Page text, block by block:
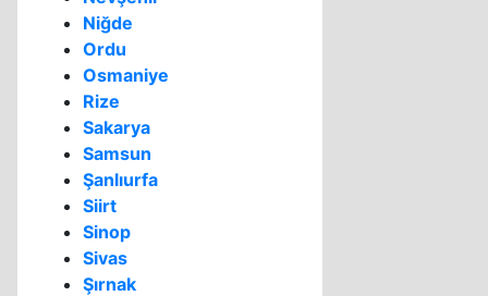
Niğde
Ordu
Osmaniye
Rize
Sakarya
Samsun
Şanlıurfa
Siirt
Sinop
Sivas
Şırnak